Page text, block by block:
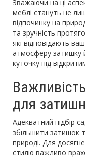
Зважаючи на ці
меблі стануть не
відпочинку на
та зручність
які відповідають
атмосферу затишку
куточку під
для
Адекватний підбір
збільшити затишок
природі. Для
стилю важливо